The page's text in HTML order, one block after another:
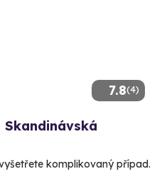
7.8(4)
komplikovaný případ.